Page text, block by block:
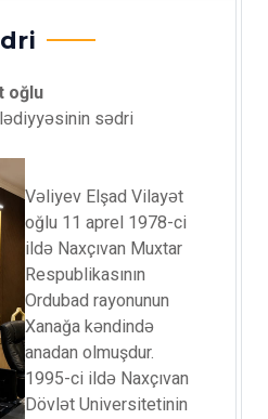
oğlu
sədri
Vəliyev Elşad Vilayət
oğlu 11 aprel 1978-ci
ildə Naxçıvan Muxtar
Respublikasının
Ordubad rayonunun
Xanağa kəndində
anadan olmuşdur.
1995-ci ildə Naxçıvan
Dövlət Universitetinin